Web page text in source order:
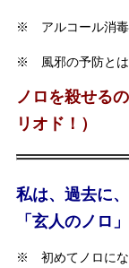
※ アルコール消毒
※ 風邪の予防とは
ノロを殺せる
リオド！）
私は、過去に
「玄人のノロ」
※ 初めてノロにな